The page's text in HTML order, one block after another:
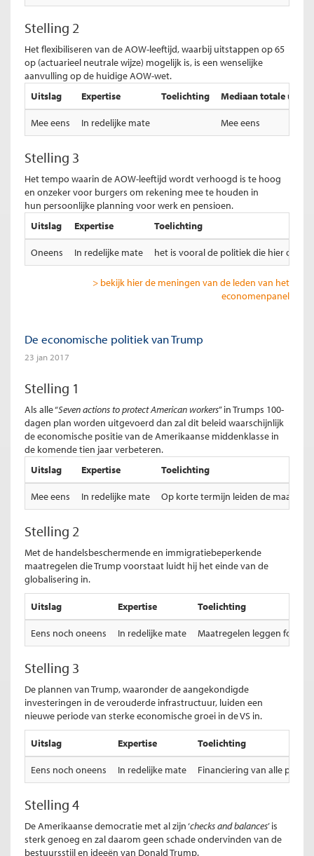
Stelling 2
Het flexibiliseren van de AOW-leeftijd, waarbij uitstappen op 65
op (actuarieel neutrale wijze) mogelijk is, is een wenselijke
aanvulling op de huidige AOW-wet.
Uitslag
Expertise Toelichting Mediaan totale
Mee eens In redelijke mate Mee eens
Stelling 3
Het tempo waarin de AOW-leeftijd wordt verhoogd is te hoog
en onzeker voor burgers om rekening mee te houden in
hun persoonlijke planning voor werk en pensioen.
Uitslag
Expertise Toelichting
Oneens In redelijke mate het is vooral de politiek die hier
> bekijk hier de meningen van de leden van het
economenpanel
De economische politiek van Trump
23 jan 2017
Stelling 1
Als alle “Seven actions to protect American workers” in Trumps 100-
dagen plan worden uitgevoerd dan zal dit beleid waarschijnlijk
de economische positie van de Amerikaanse middenklasse in
de komende tien jaar verbeteren.
Uitslag
Expertise Toelichting
Mee eens In redelijke mate Op korte termijn leiden de
Stelling 2
Met de handelsbeschermende en immigratiebeperkende
maatregelen die Trump voorstaat luidt hij het einde van de
globalisering in.
Uitslag Expertise Toelichting
Eens noch oneens In redelijke mate Maatregelen leggen forse
Stelling 3
De plannen van Trump, waaronder de aangekondigde
investeringen in de verouderde infrastructuur, luiden een
nieuwe periode van sterke economische groei in de VS in.
Uitslag Expertise Toelichting
Eens noch oneens In redelijke mate Financiering van alle
Stelling 4
De Amerikaanse democratie met al zijn ‘checks and balances’ is
sterk genoeg en zal daarom geen schade ondervinden van de
bestuursstijl en ideeën van Donald Trump.